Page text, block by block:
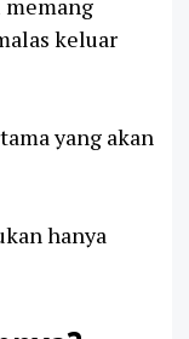
memang
keluar
yang akan
hanya